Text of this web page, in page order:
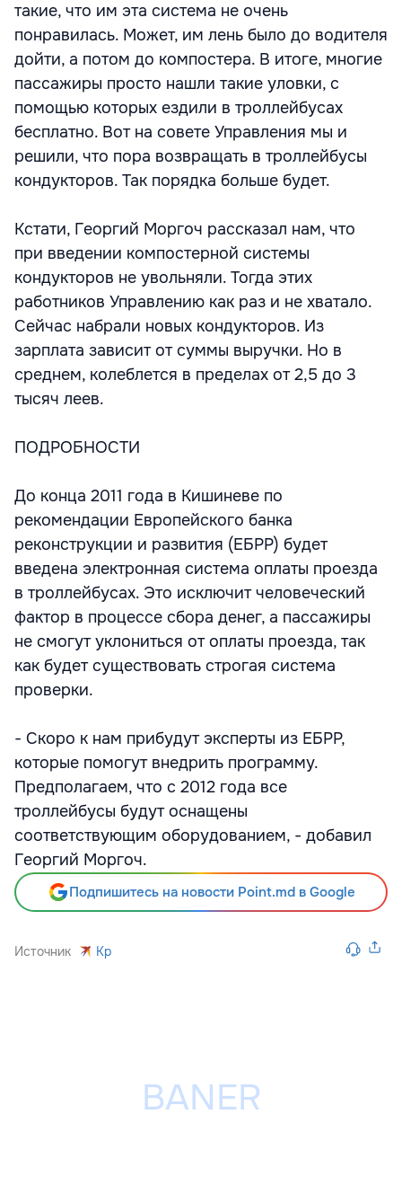
такие, что им эта система не очень
понравилась. Может, им лень было до водителя
дойти, а потом до компостера. В итоге, многие
пассажиры просто нашли такие уловки, с
помощью которых ездили в троллейбусах
бесплатно. Вот на совете Управления мы и
решили, что пора возвращать в троллейбусы
кондукторов. Так порядка больше будет.
Кстати, Георгий Моргоч рассказал нам, что
при введении компостерной системы
кондукторов не увольняли. Тогда этих
работников Управлению как раз и не хватало.
Сейчас набрали новых кондукторов. Из
зарплата зависит от суммы выручки. Но в
среднем, колеблется в пределах от 2,5 до 3
тысяч леев.
ПОДРОБНОСТИ
До конца 2011 года в Кишиневе по
рекомендации Европейского банка
реконструкции и развития (ЕБРР) будет
введена электронная система оплаты проезда
в троллейбусах. Это исключит человеческий
фактор в процессе сбора денег, а пассажиры
не смогут уклониться от оплаты проезда, так
как будет существовать строгая система
проверки.
- Скоро к нам прибудут эксперты из ЕБРР,
которые помогут внедрить программу.
Предполагаем, что с 2012 года все
троллейбусы будут оснащены
соответствующим оборудованием, - добавил
Георгий Моргоч.
Подпишитесь на новости Point.md в Google
Источник Kp